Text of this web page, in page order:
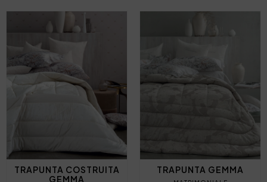
TRAPUNTA COSTRUITA
GEMMA
TRAPUNTA GEMMA